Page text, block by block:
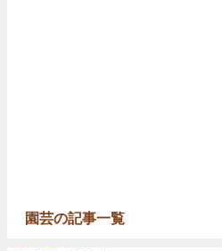
園芸の記事一覧